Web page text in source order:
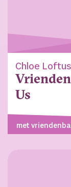
Chloe
Us
met